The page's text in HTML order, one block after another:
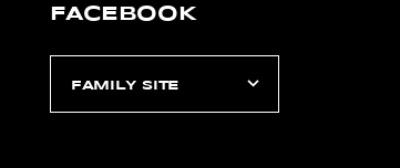
FACEBOOK
FAMILY SITE